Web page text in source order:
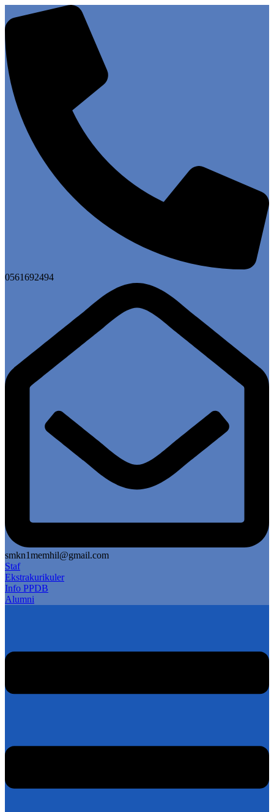
0561692494
smkn1memhil@gmail.com
Staf
Ekstrakurikuler
Info PPDB
Alumni